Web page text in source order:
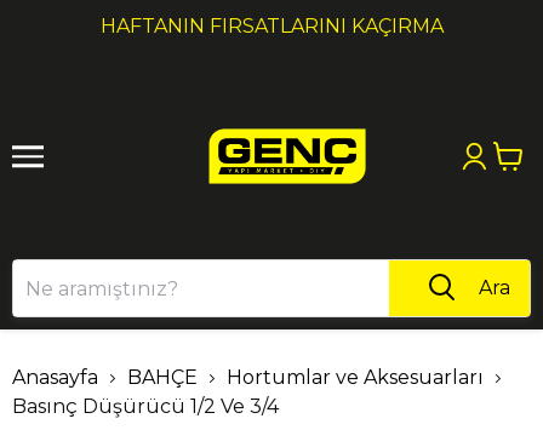
HAFTANIN FIRSATLARINI KAÇIRMA
1 2
Ara
Anasayfa BAHÇE
Hortumlar ve Aksesuarları
Basınç Düşürücü 1/2 Ve 3/4